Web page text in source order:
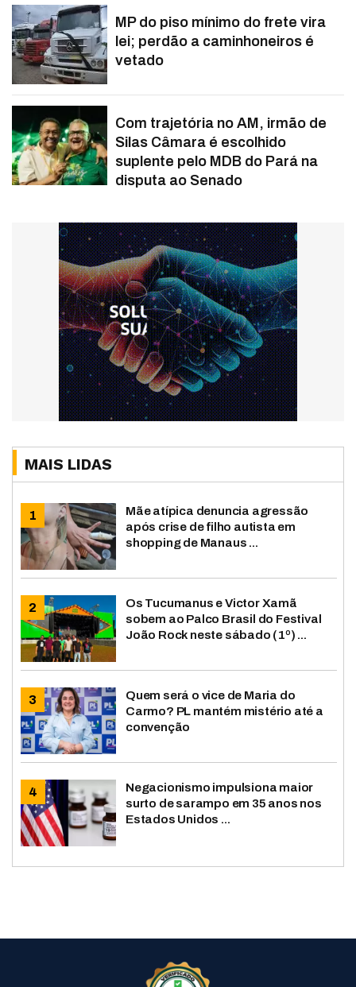
MP do piso mínimo do frete vira
lei; perdão a caminhoneiros é
vetado
Com trajetória no AM, irmão de
Silas Câmara é escolhido
suplente pelo MDB do Pará na
disputa ao Senado
MAIS LIDAS
Mãe atípica denuncia agressão
após crise de filho autista em
shopping de Manaus ...
Os Tucumanus e Victor Xamã
sobem ao Palco Brasil do Festival
João Rock neste sábado (1º) ...
Quem será o vice de Maria do
Carmo? PL mantém mistério até a
convenção
Negacionismo impulsiona maior
surto de sarampo em 35 anos nos
Estados Unidos ...